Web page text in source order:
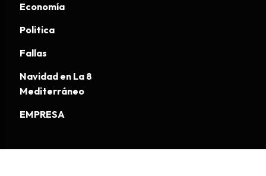
Economía
Politica
Fallas
Navidad en La 8
Mediterráneo
EMPRESA